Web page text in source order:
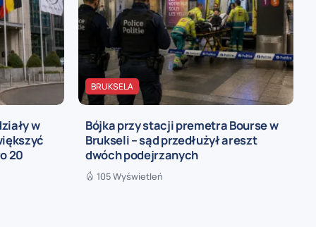
w
20
BRUKSELA
Bójka przy stacji premetra Bourse w
Brukseli – sąd przedłużył areszt
dwóch podejrzanych
105 Wyświetleń